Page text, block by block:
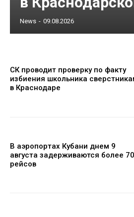
News - 09.08.2026
СК проводит проверку по факту
избиения школьника
в Краснодаре
В аэропортах Кубани днем 9
августа задерживаются более 70
рейсов